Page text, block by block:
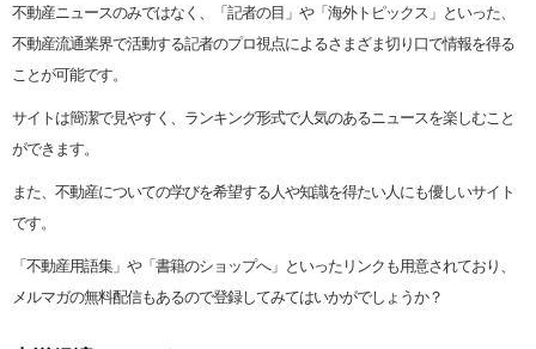
不動産ニュースのみではなく、「記者の目」や「海外トピックス」といった、
不動産流通業界で活動する記者のプロ視点によるさまざま切り口で情報を得る
ことが可能です。
サイトは簡潔で見やすく、ランキング形式で人気のあるニュースを楽しむこと
ができます。
また、不動産についての学びを希望する人や知識を得たい人にも優しいサイト
です。
「不動産用語集」や「書籍のショップへ」といったリンクも用意されており、
メルマガの無料配信もあるので登録してみてはいかがでしょうか？